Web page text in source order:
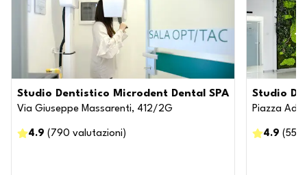
Studio Dentistico Microdent Dental SPA
Via Giuseppe Massarenti, 412/2G
4.9 ( 790 valutazioni )
Studio
Piazza
4.9 (555